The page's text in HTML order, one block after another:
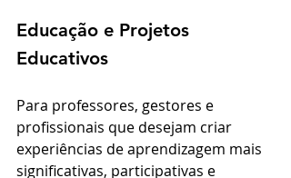
Educação e Projetos
Educativos
Para professores, gestores e
profissionais que desejam criar
experiências de aprendizagem mais
significativas, participativas e